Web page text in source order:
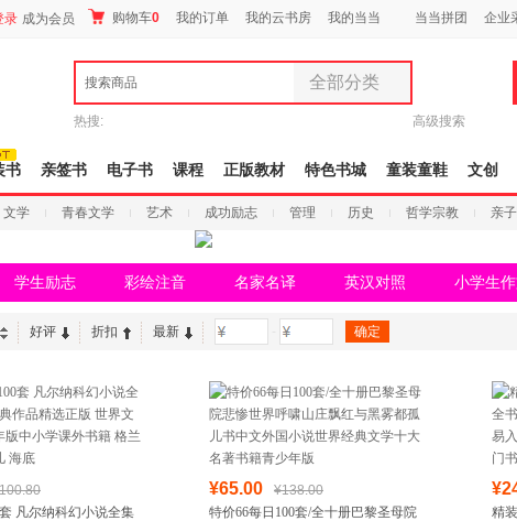
录 成为会员 购物车0 我的订单 我的云书房 我的当当 当当拼团 企业
搜索商品 全部分类
图书
电子书
音像
时尚美妆
母婴用品
家居日用
家具装饰
服装
鞋
箱包皮具
热搜: 高级搜索
书 亲签书 电子书 课程 正版教材 特色书城 童装童鞋 文创
文学 青春文学 艺术 成功励志 管理 历史 哲学宗教 亲
学生励志 彩绘注音 名家名译 英汉对照 小学生
好评 折扣 最新
凡尔纳科幻小说全集
¥65.00
¥138.00
特价66每日100套/全十册巴黎圣母院
精